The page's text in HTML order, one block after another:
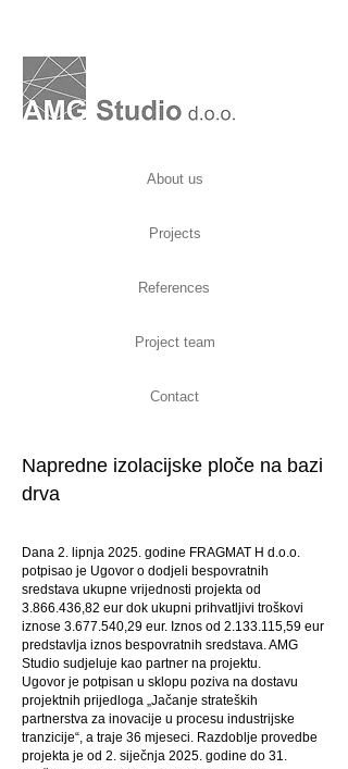
About us
Projects
References
Project team
Contact
Napredne izolacijske ploče na bazi
drva
Dana 2. lipnja 2025. godine FRAGMAT H d.o.o.
potpisao je Ugovor o dodjeli bespovratnih
sredstava ukupne vrijednosti projekta od
3.866.436,82 eur dok ukupni prihvatljivi troškovi
iznose 3.677.540,29 eur. Iznos od 2.133.115,59 eur
predstavlja iznos bespovratnih sredstava. AMG
Studio sudjeluje kao partner na projektu.
Ugovor je potpisan u sklopu poziva na dostavu
projektnih prijedloga „Jačanje strateških
partnerstva za inovacije u procesu industrijske
tranzicije“, a traje 36 mjeseci. Razdoblje provedbe
projekta je od 2. siječnja 2025. godine do 31.